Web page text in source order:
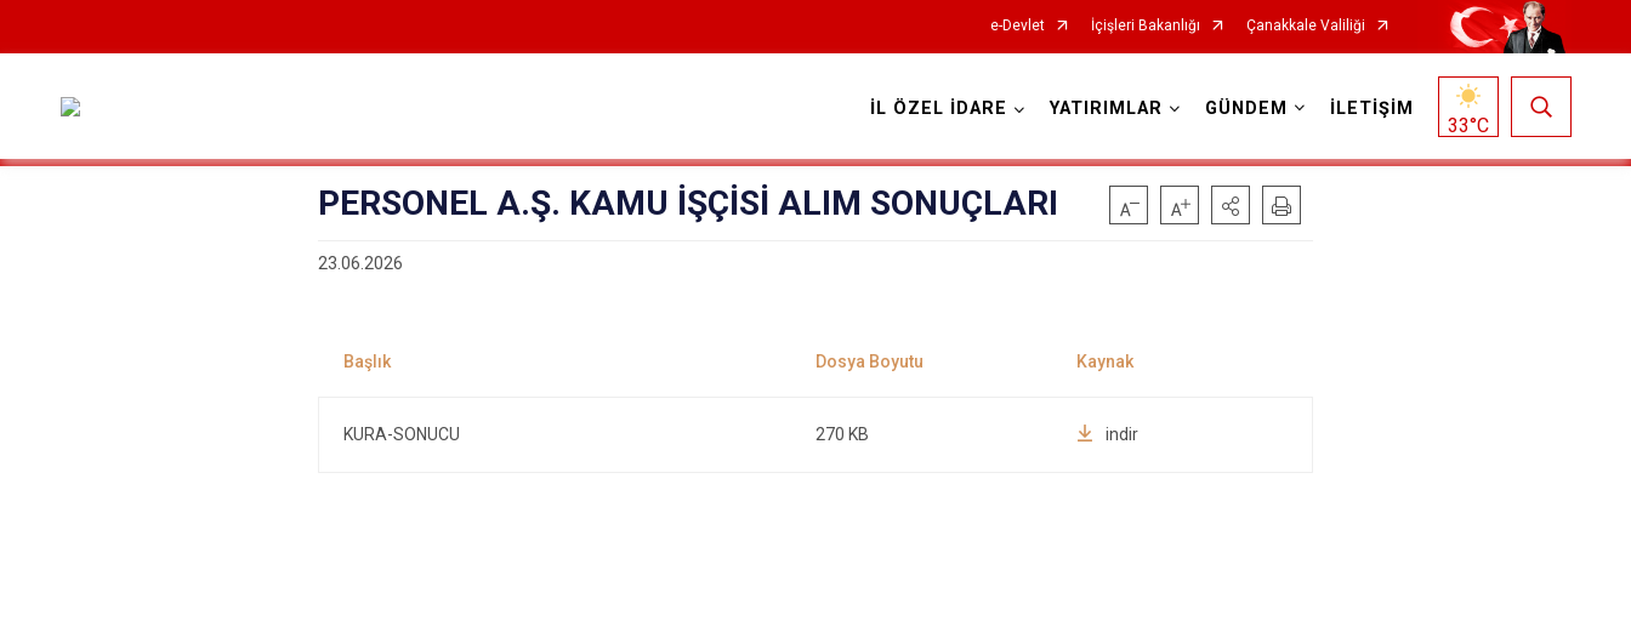
e-Devlet İçişleri Bakanlığı Çanakkale Valiliği
İL ÖZEL İDARE YATIRIMLAR GÜNDEM İLETİŞİM
33°C
PERSONEL A.Ş. KAMU İŞÇİSİ ALIM SONUÇLARI
23.06.2026
KURA-SONUCU 270 KB indir